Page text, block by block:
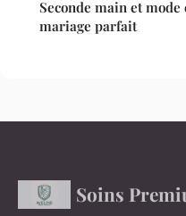
Seconde main et
mariage parfait
Soins